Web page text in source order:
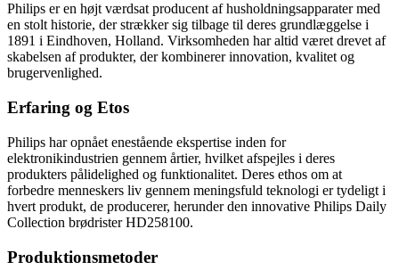
Philips er en højt værdsat producent af husholdningsapparater med
en stolt historie, der strækker sig tilbage til deres grundlæggelse i
1891 i Eindhoven, Holland. Virksomheden har altid været drevet af
skabelsen af produkter, der kombinerer innovation, kvalitet og
brugervenlighed.
Erfaring og Etos
Philips har opnået enestående ekspertise inden for
elektronikindustrien gennem årtier, hvilket afspejles i deres
produkters pålidelighed og funktionalitet. Deres ethos om at
forbedre menneskers liv gennem meningsfuld teknologi er tydeligt i
hvert produkt, de producerer, herunder den innovative Philips Daily
Collection brødrister HD258100.
Produktionsmetoder